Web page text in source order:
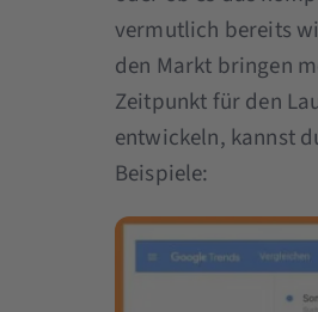
vermutlich bereits
den Markt bringen
Zeitpunkt für den
entwickeln, kannst
Beispiele: